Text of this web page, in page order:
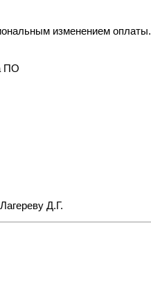
изменением оплаты.
ПО
Д.Г.